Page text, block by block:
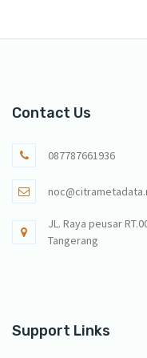
Contact Us
087787661936
JL. Raya peusar
Tangerang
Support Links